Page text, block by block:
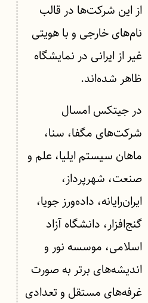
از این شرکت‌ها در قالب
نام‌های خارجی و با هویتی
غیر از ایرانی در نمایشگاه
ظاهر شده‌اند.
در جیتکس امسال
شرکت‌های مگفا، سنا،
ماهان سیستم ایلیا، علم و
صنعت، شهر‌پرداز،
ایران‌رایانه، داده‌ورز جویا،
گنج‌افزار، دانشگاه آزاد
اسلامی، موسسه نور و
اندیشه‌های بر‌تر به صورت
غرفه‌های مستقل و تعدادی